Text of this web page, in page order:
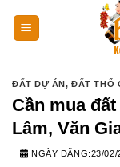
ĐẤT DỰ ÁN,ĐẤT THỔ
Cần mua
Lâm, Văn
NGÀY ĐĂNG:23/02/